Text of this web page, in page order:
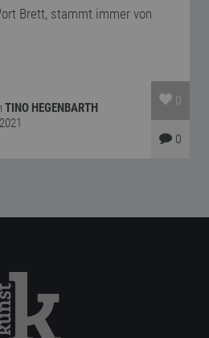
Brett, stammt immer von
TINO HEGENBARTH
0
0